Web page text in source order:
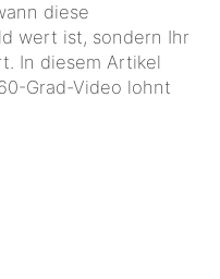
diese
wert ist, sondern Ihr
Grad-Video lohnt